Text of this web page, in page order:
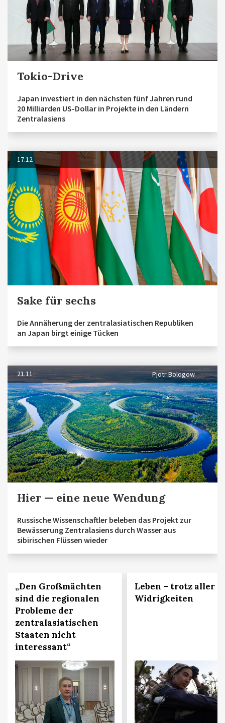
Tokio-Drive
Japan investiert in den nächsten fünf Jahren rund
20 Milliarden US-Dollar in Projekte in den Ländern
Zentralasiens
17.12
Sake für sechs
Die Annäherung der zentralasiatischen Republiken
an Japan birgt einige Tücken
21.11 Pjotr Bologow
Hier — eine neue Wendung
Russische Wissenschaftler beleben das Projekt zur
Bewässerung Zentralasiens durch Wasser aus
sibirischen Flüssen wieder
„Den Großmächten
sind die regionalen
Probleme der
zentralasiatischen
Staaten nicht
interessant“
Leben – trotz aller
Widrigkeiten